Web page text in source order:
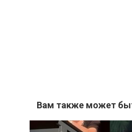
Вам также может